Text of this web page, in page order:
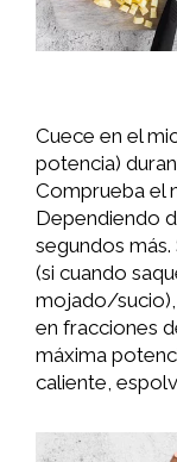
Cuece en el
potencia)
Comprueba el
Dependiendo
segundos
(si cuando
mojado/
en fracciones
máxima
caliente,